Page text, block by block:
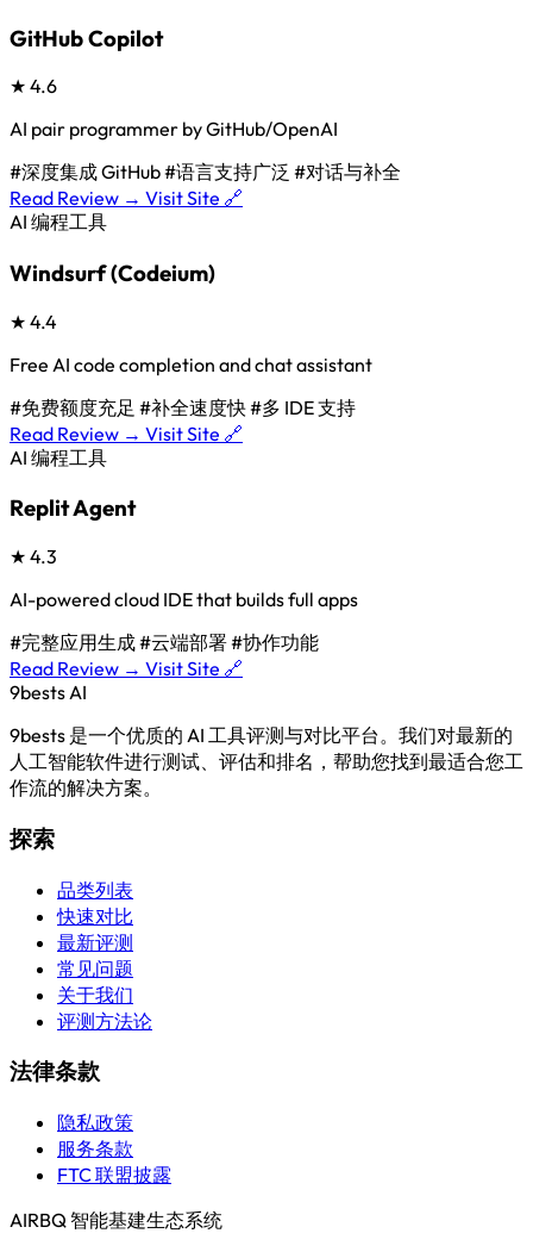
GitHub Copilot
★ 4.6
AI pair programmer by GitHub/OpenAI
#深度集成 GitHub#语言支持广泛 #对话与补全
Read Review → Visit Site 🔗
AI 编程工具
Windsurf (Codeium)
★ 4.4
Free AI code completion and chat assistant
#免费额度充足 #补全速度快#多 IDE 支持
Read Review → Visit Site 🔗
AI 编程工具
Replit Agent
★ 4.3
AI-powered cloud IDE that builds full apps
#完整应用生成#云端部署#协作功能
Read Review → Visit Site 🔗
9bestsAI
9bests 是一个优质的 AI 工具评测与对比平台。我们对最新的
人工智能软件进行测试、评估和排名，帮助您找到最适合您工
作流的解决方案。
探索
品类列表
快速对比
最新评测
常见问题
关于我们
评测方法论
法律条款
隐私政策
服务条款
FTC 联盟披露
AIRBQ 智能基建生态系统